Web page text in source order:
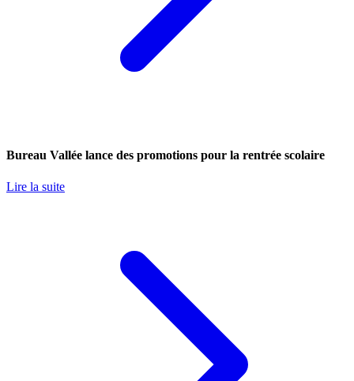
Bureau Vallée lance des promotions pour la rentrée scolaire
Lire la suite